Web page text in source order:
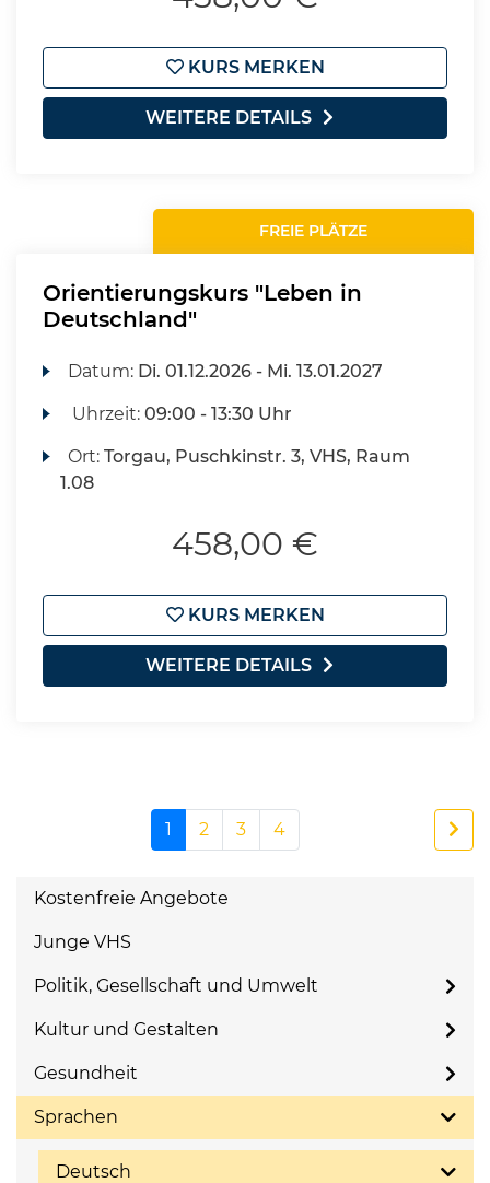
KURS MERKEN
WEITERE DETAILS
FREIE PLÄTZE
Orientierungskurs "Leben in
Deutschland"
Datum: Di. 01.12.2026 - Mi. 13.01.2027
Uhrzeit:09:00 - 13:30 Uhr
Ort:Torgau, Puschkinstr. 3, VHS, Raum
1.08
458,00 €
KURS MERKEN
WEITERE DETAILS
1 2 3 4
Kostenfreie Angebote
Junge VHS
Politik, Gesellschaft und Umwelt
Kultur und Gestalten
Gesundheit
Sprachen
Deutsch